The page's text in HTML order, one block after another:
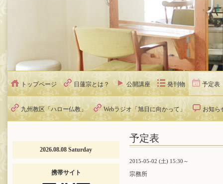
トップページ 日蓮宗とは？ 公開講座 発刊物 予定表
九州教区「ハロー仏教」 Webラジオ「旭日に向かって」 お知ら
予定表
2015-05-02 (土) 15:30～
宗務所
2026.08.08 Saturday
携帯サイト